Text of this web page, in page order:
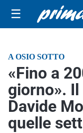
☰
A OSIO SOTTO
«Fino a
giorno».
Davide
quelle